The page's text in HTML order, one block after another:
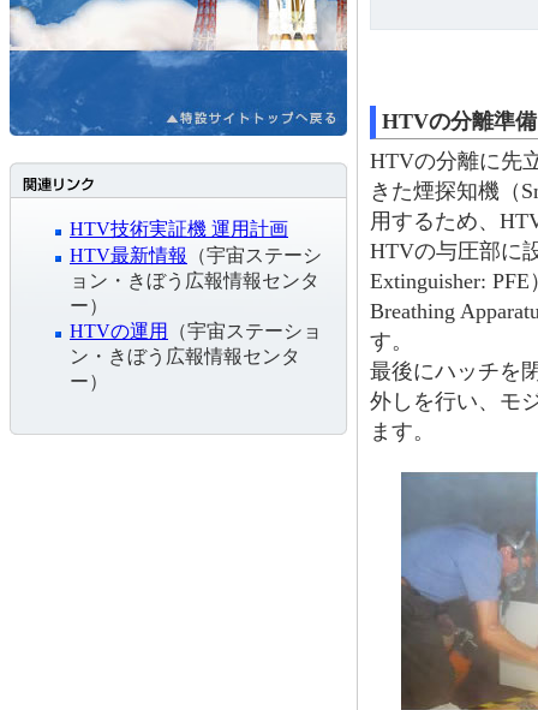
HTV技術実証機 運用計画
HTV最新情報
（宇宙ステーシ
ョン・きぼう広報情報センタ
ー）
HTVの運用
（宇宙ステーショ
ン・きぼう広報情報センタ
ー）
HTVの分離準備
HTVの分離に先
きた煙探知機（
用するため、
HTVの与圧部に
Extinguisher:
Breathing
す。
最後にハッチを
外しを行い、モ
ます。